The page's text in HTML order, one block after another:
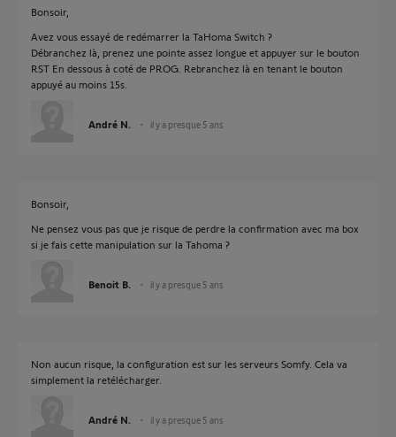
Bonsoir,
Avez vous essayé de redémarrer la TaHoma Switch ?
Débranchez là, prenez une pointe assez longue et appuyer sur le bouton
RST En dessous à coté de PROG. Rebranchez là en tenant le bouton
appuyé au moins 15s.
André N. il y a presque 5 ans
Bonsoir,
Ne pensez vous pas que je risque de perdre la confirmation avec ma box
si je fais cette manipulation sur la Tahoma ?
Benoit B. il y a presque 5 ans
Non aucun risque, la configuration est sur les serveurs Somfy. Cela va
simplement la retélécharger.
André N. il y a presque 5 ans